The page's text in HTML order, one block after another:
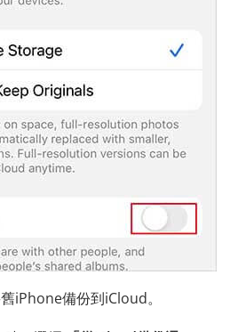
iPhone備份到iCloud。